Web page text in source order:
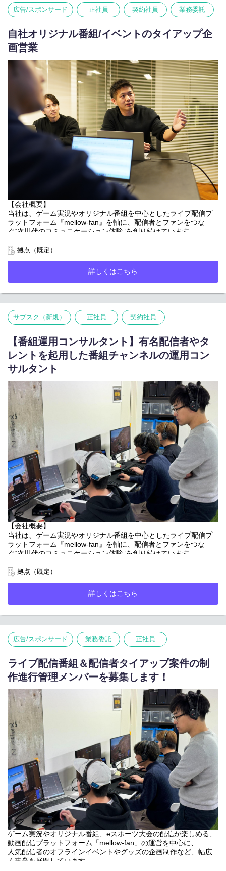
MD事業部においては、深いファンコミュニティを大切にしなが
価値を提供し続けていきたいと考えております。
グッズづくりの領域に留まることなく、コンテンツのブランディ
ングからプロダクト開発、アパレルブランドの運営まで、一歩踏
み出したチャレンジをしているチームです！
■仕事内容
自社アパレルブランドの企画・販売、タレント・アーティスト・
ゲーム配信者のグッズ企画・販売を担当いただきます。イベント
や周年、タイアップ企画などをフックに、ゲームメーカーやタレ
ント/アーティスト事務所に対して商品企画を提案します。
週に一度の事業部全体定例を中心に、各プロジェクトごとにプラ
ンナーとデザイナーがバディとなってモノづくりに取り組みま
いいアイディアが出ればすぐに共有し、実現可能かどうかメンバ
ー全員でディスカッションし、形にしていきます。
・クリエイティブの品質管理
・コンテンツ制作チームと連携したクライアントタレント/アーテ
ィスト事務所への提案 など
ど）、ファン視点、ビジネス視点の3点を俯瞰的に整理しながらバ
ランスをとり、関わってくださった皆様が「この商品はとても良
い」と率直にリアクションいただける世界を追求しています。
【ポジションの魅力】
・提案先と密にコミュニケーションを取りながらものづくりがで
きる（タレントさん本人と直接商品開発できる）
・スタートアップのスピード感や大きな裁量権など刺激的な環境
で事業に携わることができる
・ご自身のコンテンツアイデアを形にできる
・ゲーム、eスポーツ、ライブ配信など成長市場における最先端の
ネットサービスやエンターテインメントに携わることができる
■所属部署について
MD事業部では、グッズからアパレル、フィギュア事業など、幅広
い分野に挑戦しています。ブランディングから商品企画、デザイ
ン、製造、販売、ECサイトの運営、ロジスティクス領域まで社内
で一気通貫した体制を整えております。
MD事業部発のアパレルブランド、「with mellow」は誕生から1年
でPOP UP STOREを実施できるまで成長を遂げ、ゲーム配信者×
ゲーム会社様とのコラボレーションなど、動画配信サービス
「mellow-fan」を有する会社の強みを活かしながら急成長してお
ります。
深度の深いファンコミュニティから生まれる商品を大切にしなが
ら、国内に留まらず海外への展開も視野に入れ、日々メンバーひ
とりひとりのアイディアを積み重ね、モノづくりに尽力しており
ます。
広告/スポンサード 正社員 契約社員 業務委託
自社オリジナル番組/イベントのタイアップ企
画営業
【会社概要】
当社は、ゲーム実況やオリジナル番組を中心としたライブ配信プ
ラットフォーム『mellow-fan』を軸に、配信者とファンをつな
ぐ“次世代のコミュニケーション体験”を創り続けています。
ライブ配信にとどまらず、人気配信者・クリエイターを起点とし
たオフライン／オンラインイベント、グッズ企画・制作、広告・
タイアップなど、IP・コミュニティを活かした多角的な事業を展
「熱量のあるファンコミュニティ」を強みに、エンターテインメ
ントの新しい価値創出に挑戦しています。
「応援しててよかった。そんなエンタメを届け続ける。」
まれる場をつくり続けています。
次世代のファンコミュニケーションをともに創り、エンタメの新
しい価値を生み出していただける仲間を募集しています。
【業務内容】
ゲーム・エンタメ・消費財・飲食業界ほか、多種多様な業界の企
業に対して、mellow-fanのコンテンツ（番組・イベント・配信
者・コミュニティ）を活用したタイアップ企画の提案営業をお任
せします。
単なる広告枠の販売ではなく、
・「どんな企画ならファンが熱狂するのか？」
・「どんなコラボなら企業・IP双方の価値を最大化できるの
か？」
を考えながら、企画立案から提案、制作進行、振り返りまで一気
通貫で携わっていただくポジションです。
コラボ先企業・ブランドの世界観とmellow-fanコンテンツを掛け
合わせることで、企業のプロモーション成功だけでなく、自社IP
の認知拡大・ブランド価値向上にも大きく貢献いただきます。
また、自らの企画や営業活動が売上・事業成長に直結するた
め、“コンテンツをどうマネタイズするか”を主体的に考え、事業を
リードしていただきたいと考えています。
------------------------------------------------------------
■具体的な業務内容
①インフルエンサー活用型PR企画の提案営業
ゲーム会社を中心としたクライアントに対し、配信者・番組・イ
ンフルエンサーを活用したPR施策を企画提案いただきます。
・PR配信／タイアップ番組の企画立案
・提案〜受注〜納品までの進行ディレクション
・スポンサー企業との折衝／調整
※単なる広告営業ではなく、“コンテンツを活用した企画提案型営
業”が中心となるポジションです。
②スポンサー獲得営業（タイアップ／協賛営業）
mellow-fanの自社番組・イベント・配信コンテンツを活用し、法
人向けのタイアップ・協賛提案を行います。
・スポンサー企業への提案営業
・タイアップ企画の提案／継続利用提案
・ゲーム業界／非ゲーム業界双方へのアプローチ
※無形商材×BtoB営業のため、SaaS・広告・IT業界などでの提案
営業経験も活かせる環境です。
------------------------------------------------------------
“広告を売る”ではなく、コンテンツ・配信者・コミュニティの価値
を活かしながら、企業とユーザー双方にとって価値ある企画を生
み出していく仕事です。
エンタメやIPビジネス、ライブ配信市場の最前線で、企画力・営
業力・プロデュース力を磨いていきたい方にとって、大きな挑戦
機会のあるポジションです。
拠点（既定）
詳しくはこちら
サブスク（新規） 正社員 契約社員
【番組運用コンサルタント】有名配信者やタ
レントを起用した番組チャンネルの運用コン
サルタント
【会社概要】
当社は、ゲーム実況やオリジナル番組を中心としたライブ配信プ
ラットフォーム『mellow-fan』を軸に、配信者とファンをつな
ぐ“次世代のコミュニケーション体験”を創り続けています。
ライブ配信にとどまらず、人気配信者・クリエイターを起点とし
たオフライン／オンラインイベント、グッズ企画・制作、広告・
タイアップなど、IP・コミュニティを活かした多角的な事業を展
「熱量のあるファンコミュニティ」を強みに、エンターテインメ
ントの新しい価値創出に挑戦しています。
「応援しててよかった。そんなエンタメを届け続ける。」
まれる場をつくり続けています。
次世代のファンコミュニケーションをともに創り、エンタメの新
しい価値を生み出していただける仲間を募集しています。
【業務内容】
ゲーム実況者・アイドル・声優・アーティスト・タレントなど、
多彩なコンテンツを展開する「mellow-fan」のチャンネル運営支
援をお任せします。
単なる進行管理ではなく、パートナー様と一緒に、“ファンに愛さ
れる番組＆コミュニティ”をつくっていくポジションです。
------------------------------------------------------------
■具体的な業務内容
・制作パートナー様との折衝／運営サポート
└ mellow-fanの使い方や配信運営に関するレクチャー
└ 新機能を活用したチャンネル会員数向上・収益拡大の提案
└ 新規チャンネル立ち上げの企画・提案サポート
└ 番組企画やコンテンツアイデアを一緒に考える機会もありま
す
・番組収録・配信現場での立ち合い／進行サポート
└ 制作現場で出演者・制作スタッフと連携しながら、番組づく
りを支えます
拠点（既定）
詳しくはこちら
広告/スポンサード 業務委託 正社員
ライブ配信番組＆配信者タイアップ案件の制
作進行管理メンバーを募集します！
ゲーム実況やオリジナル番組、eスポーツ大会の配信が楽しめる、
動画配信プラットフォーム「mellow-fan」の運営を中心に、
人気配信者のオフラインイベントやグッズの企画制作など、幅広
く事業を展開しています。